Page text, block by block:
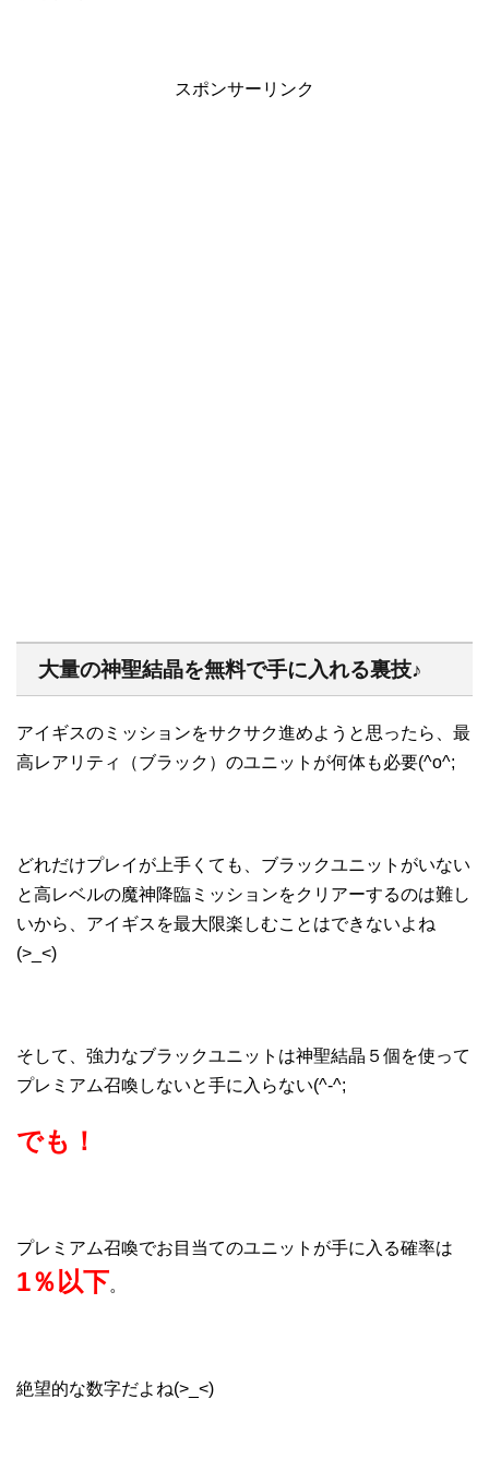
スポンサーリンク
大量の神聖結晶を無料で手に入れる裏技♪
アイギスのミッションをサクサク進めようと思ったら、最
高レアリティ（ブラック）のユニットが何体も必要(^o^;
どれだけプレイが上手くても、ブラックユニットがいない
と高レベルの魔神降臨ミッションをクリアーするのは難し
いから、アイギスを最大限楽しむことはできないよね
(>_<)
そして、強力なブラックユニットは神聖結晶５個を使って
プレミアム召喚しないと手に入らない(^-^;
でも！
プレミアム召喚でお目当てのユニットが手に入る確率は
1％以下。
絶望的な数字だよね(>_<)